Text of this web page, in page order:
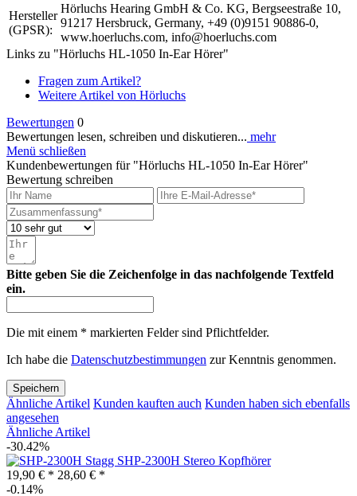
Hersteller
(GPSR):
Hörluchs Hearing GmbH & Co. KG, Bergseestraße 10,
91217 Hersbruck, Germany, +49 (0)9151 90886-0,
www.hoerluchs.com, info@hoerluchs.com
Links zu "Hörluchs HL-1050 In-Ear Hörer"
Fragen zum Artikel?
Weitere Artikel von Hörluchs
Bewertungen 0
Bewertungen lesen, schreiben und diskutieren... mehr
Menü schließen
Kundenbewertungen für "Hörluchs HL-1050 In-Ear Hörer"
Bewertung schreiben
Bitte geben Sie die Zeichenfolge in das nachfolgende Textfeld
ein.
Die mit einem * markierten Felder sind Pflichtfelder.
Ich habe die Datenschutzbestimmungen zur Kenntnis genommen.
Speichern
Ähnliche Artikel Kunden kauften auch Kunden haben sich ebenfalls
angesehen
Ähnliche Artikel
-30.42%
Stagg SHP-2300H Stereo Kopfhörer
19,90 € * 28,60 € *
-0.14%